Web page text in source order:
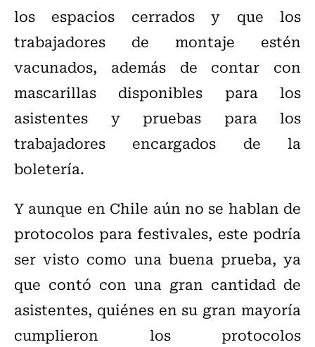
los espacios cerrados y que los
trabajadores de montaje estén
vacunados, además de contar con
mascarillas disponibles para los
asistentes y pruebas para los
trabajadores encargados de la
boletería.
Y aunque en Chile aún no se hablan de
protocolos para festivales, este podría
ser visto como una buena prueba, ya
que contó con una gran cantidad de
asistentes, quiénes en su gran mayoría
cumplieron los protocolos